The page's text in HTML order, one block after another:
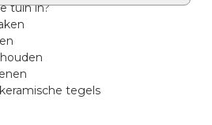
tuin in?
tegels